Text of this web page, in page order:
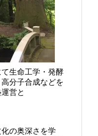
生命工学・発酵
分子合成などを
営と
の奥深さを学